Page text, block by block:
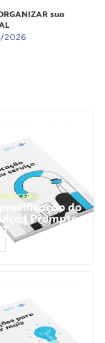
sua
2026
precificação do
| Prompts